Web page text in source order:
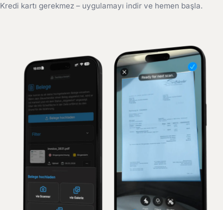
Kredi kartı gerekmez – uygulamayı indir ve hemen başla.